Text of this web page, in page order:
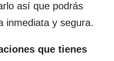
así que podrás
inmediata y segura.
que tienes